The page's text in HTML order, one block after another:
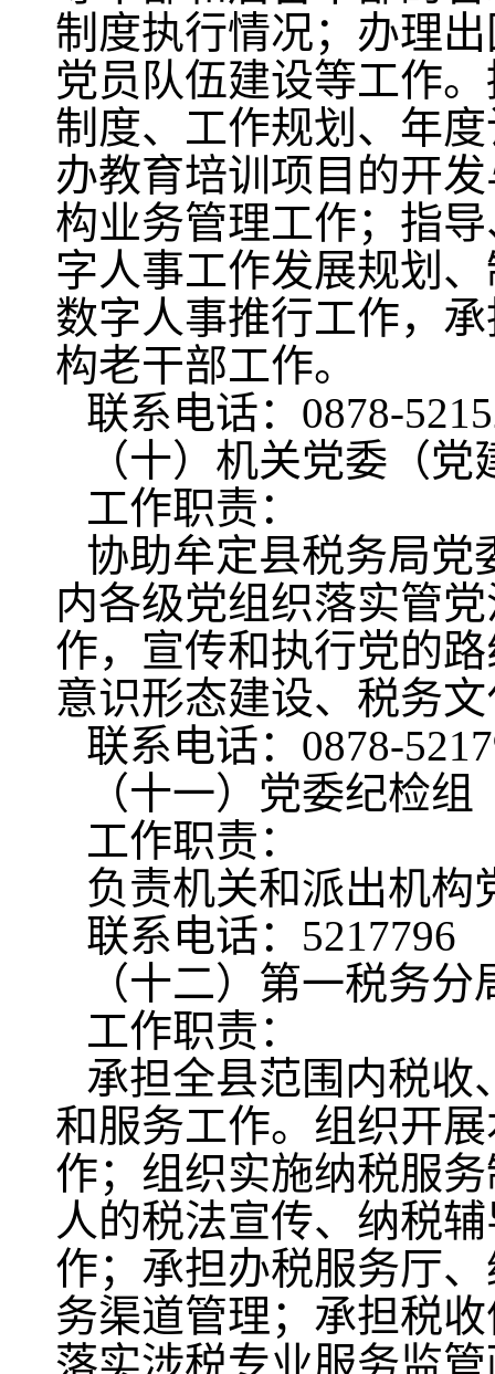
制度执行情况；办理
党员队伍建设等工作
制度、工作规划、年
办教育培训项目的开
构业务管理工作；指
字人事工作发展规划
数字人事推行工作，
构老干部工作。
联系电话：0878-
（十）机关党委（
工作职责：
协助牟定县税务局党
内各级党组织落实管
作，宣传和执行党的
意识形态建设、税务
联系电话：0878-
（十一）党委纪检组
工作职责：
负责机关和派出机构
联系电话：5217796
（十二）第一税务
工作职责：
承担全县范围内税收
和服务工作。组织开
作；组织实施纳税服
人的税法宣传、纳税
作；承担办税服务厅
务渠道管理；承担税
落实涉税专业服务监